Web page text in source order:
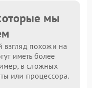
мы
похожи на
иметь более
в сложных
или процессора.